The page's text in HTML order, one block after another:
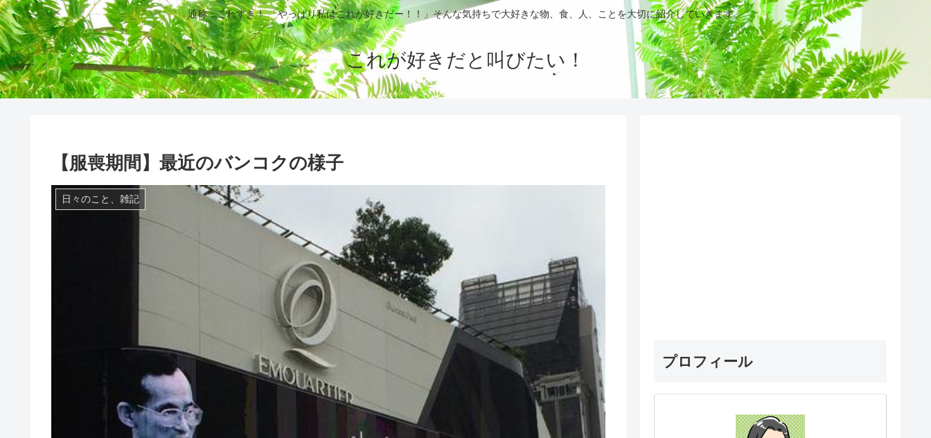
通称：これすき！ 「やっぱり私はこれが好きだー！！」そんな気持ちで大好きな物、食、人、ことを大切に紹介していきます。
これが好きだと叫びたい！
【服喪期間】最近のバンコクの様子
日々のこと、雑記
プロフィール